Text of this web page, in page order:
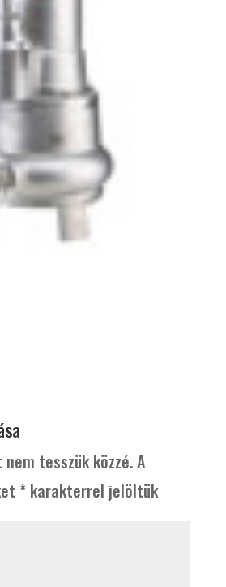
tesszük közzé.A
*karakterrel jelöltük